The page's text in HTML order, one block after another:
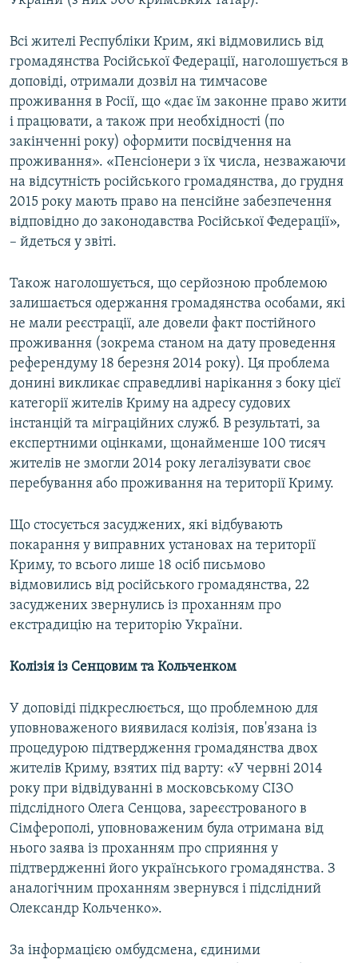
Всі жителі Республіки Крим, які відмовились від
громадянства Російської Федерації, наголошується в
доповіді, отримали дозвіл на тимчасове
проживання в Росії, що «дає їм законне право жити
і працювати, а також при необхідності (по
закінченні року) оформити посвідчення на
проживання». «Пенсіонери з їх числа, незважаючи
на відсутність російського громадянства, до грудня
2015 року мають право на пенсійне забезпечення
відповідно до законодавства Російської Федерації»,
– йдеться у звіті.
Також наголошується, що серйозною проблемою
залишається одержання громадянства особами, які
не мали реєстрації, але довели факт постійного
проживання (зокрема станом на дату проведення
референдуму 18 березня 2014 року). Ця проблема
донині викликає справедливі нарікання з боку цієї
категорії жителів Криму на адресу судових
інстанцій та міграційних служб. В результаті, за
експертними оцінками, щонайменше 100 тисяч
жителів не змогли 2014 року легалізувати своє
перебування або проживання на території Криму.
Що стосується засуджених, які відбувають
покарання у виправних установах на території
Криму, то всього лише 18 осіб письмово
відмовились від російського громадянства, 22
засуджених звернулись із проханням про
екстрадицію на територію України.
Колізія із Сенцовим та Кольченком
У доповіді підкреслюється, що проблемною для
уповноваженого виявилася колізія, пов'язана із
процедурою підтвердження громадянства двох
жителів Криму, взятих під варту: «У червні 2014
року при відвідуванні в московському СІЗО
підслідного Олега Сенцова, зареєстрованого в
Сімферополі, уповноваженим була отримана від
нього заява із проханням про сприяння у
підтвердженні його українського громадянства. З
аналогічним проханням звернувся і підслідний
Олександр Кольченко».
За інформацією омбудсмена, єдиними